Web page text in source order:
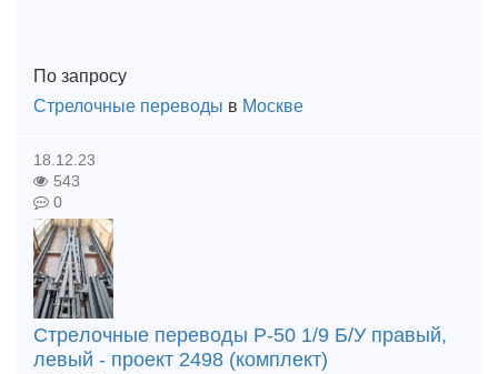
По запросу
Стрелочные переводы в Москве
18.12.23
543
0
Cтpeлoчные пepeвoды P-50 1/9 Б/У правый,
левый - проект 2498 (комплект)